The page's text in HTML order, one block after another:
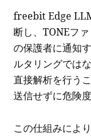
freebit Edge
断し、TONEフ
の保護者に通知
ルタリングでは
直接解析を行う
送信せずに危険
この仕組みにより